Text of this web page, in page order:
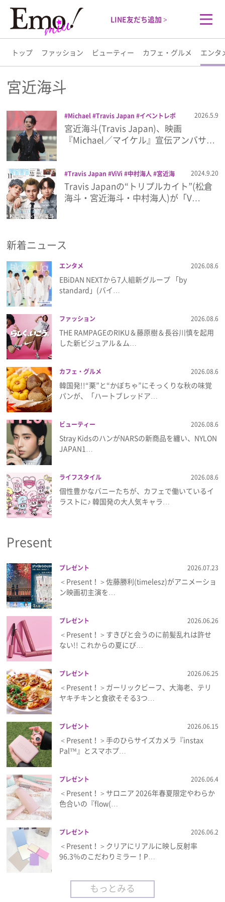
LINE友だち追加 >
トップ ファッション ビューティー カフェ・グルメ エンタ
トップ
ファッション
ビューティー
カフェ・グルメ
エンタメ
ライフスタイル
プレゼント
インタビュー
フィルム
Emoメン
ランキング
Emo!miuとは？
免責事項
プライバシーポリシー
利用規約
お問い合わせ
宮近海斗
Michael Travis Japan
イベントレポ
宮近海斗
映画
2026.5.9
宮近海斗(Travis Japan)、映画
『Michael／マイケル』宣伝アンバサ…
Travis Japan ViVi 中村海人 宮近海
斗 松倉海斗 雑誌
2024.9.20
Travis Japanの“トリプルカイト”(松倉
海斗・宮近海斗・中村海人)が「V…
新着ニュース
エンタメ 2026.08.6
EBiDAN NEXTから7⼈組新グループ 「by
standard」(バイ…
ファッション 2026.08.6
THE RAMPAGEのRIKU＆藤原樹＆長谷川慎を起用
した新ビジュアル＆ム…
カフェ・グルメ 2026.08.6
韓国発!!“栗”と“かぼちゃ”にそっくりな秋の味覚
パンが、「ハートブレッドア…
ビューティー 2026.08.6
Stray KidsのハンがNARSの新商品を纏い、NYLON
JAPAN1…
ライフスタイル 2026.08.6
個性豊かなバニーたちが、カフェで働いているイ
ラストに♪ 韓国発の大人気キャラ…
Present
プレゼント 2026.07.23
＜Present！＞佐藤勝利(timelesz)がアニメーショ
ン映画初主演を…
プレゼント 2026.06.26
＜Present！＞すきぴと会うのに前髪乱れは許せ
ない!! これからの夏にぴ…
プレゼント 2026.06.25
＜Present！＞ガーリックビーフ、大海老、テリ
ヤキチキンと食欲そそる3つ…
プレゼント 2026.06.15
＜Present！＞手のひらサイズカメラ『instax
Pal™』とスマホプ…
プレゼント 2026.06.4
＜Present！＞サロニア 2026年春夏限定やわらか
色合いの『flow(…
プレゼント 2026.06.2
＜Present！＞クリアにリアルに映し反射率
96.3％のこだわりミラー！P…
もっとみる